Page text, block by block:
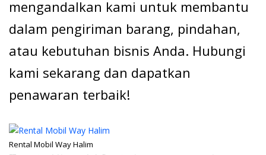
mengandalkan kami untuk membantu
dalam pengiriman barang, pindahan,
atau kebutuhan bisnis Anda. Hubungi
kami sekarang dan dapatkan
penawaran terbaik!
Rental Mobil Way Halim